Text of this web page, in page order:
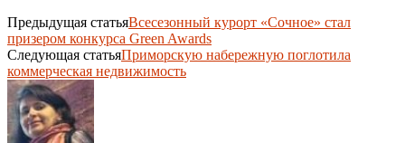
Предыдущая статьяВсесезонный курорт «Сочное» стал
призером конкурса Green Awards
Следующая статьяПриморскую набережную поглотила
коммерческая недвижимость